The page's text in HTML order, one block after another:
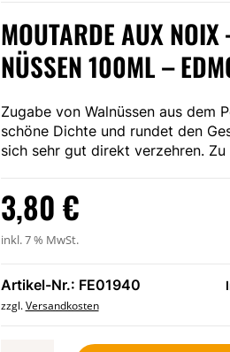
MOUTARDE AUX
NÜSSEN 100ML –
Zugabe von Walnüssen aus dem
schöne Dichte und rundet den
sich sehr gut direkt verzehren.
3,80€
inkl. 7 % MwSt.
Artikel-Nr.: FE01940
zzgl.Versandkosten